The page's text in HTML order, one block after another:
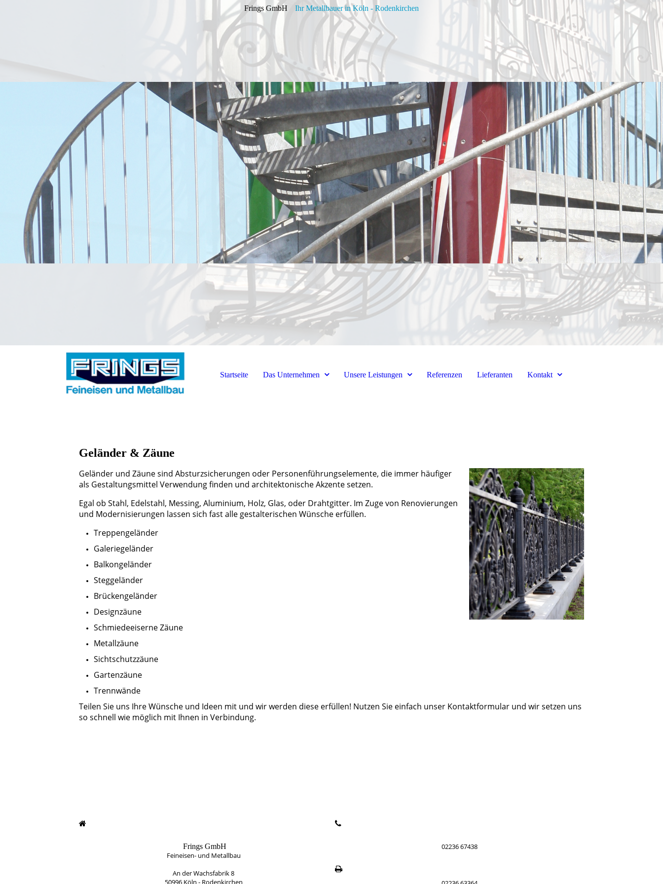
Frings GmbH Ihr Metallbauer in Köln - Rodenkirchen
Startseite Das Unternehmen Unsere Leistungen Referenzen Lieferanten Kontakt
Geländer & Zäune
Geländer und Zäune sind Absturzsicherungen oder Personenführungselemente, die immer häufiger
als Gestaltungsmittel Verwendung finden und architektonische Akzente setzen.
Egal ob Stahl, Edelstahl, Messing, Aluminium, Holz, Glas, oder Drahtgitter. Im Zuge von Renovierungen
und Modernisierungen lassen sich fast alle gestalterischen Wünsche erfüllen.
Treppengeländer
Galeriegeländer
Balkongeländer
Steggeländer
Brückengeländer
Designzäune
Schmiedeeiserne Zäune
Metallzäune
Sichtschutzzäune
Gartenzäune
Trennwände
Teilen Sie uns Ihre Wünsche und Ideen mit und wir werden diese erfüllen! Nutzen Sie einfach unser Kontaktformular und wir setzen uns
so schnell wie möglich mit Ihnen in Verbindung.
Frings GmbH
Feineisen- und Metallbau
An der Wachsfabrik 8
50996 Köln - Rodenkirchen
02236 67438